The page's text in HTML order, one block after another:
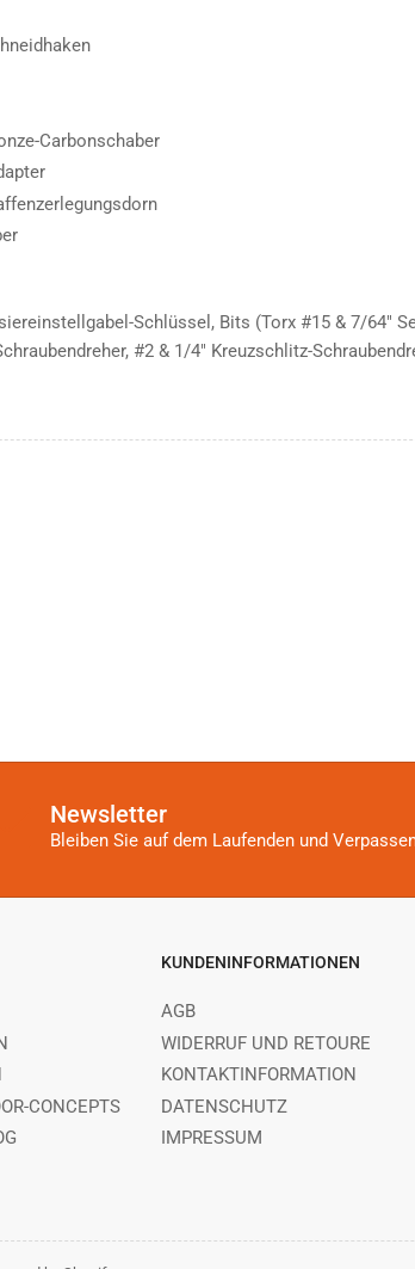
Carbonschaber
Schlüssel, Bits (Torx #15 & 7/64"
#2 & 1/4" Kreuzschlitz-
Newsletter
Bleiben Sie auf dem Laufenden und
CONCEPTS
KUNDENINFORMATIONEN
AGB
WIDERRUF UND RETOURE
KONTAKTINFORMATION
DATENSCHUTZ
IMPRESSUM